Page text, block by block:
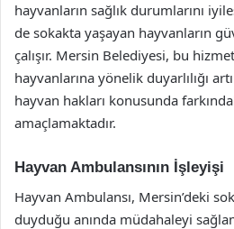
hayvanların sağlık durumlarını
de sokakta yaşayan hayvanların
çalışır. Mersin Belediyesi, bu
hayvanlarına yönelik duyarlılığı
hayvan hakları konusunda
amaçlamaktadır.
Hayvan Ambulansının İşleyişi
Hayvan Ambulansı, Mersin’deki
duyduğu anında müdahaleyi